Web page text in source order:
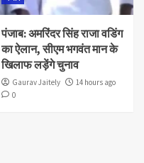
पंजाब: अमरिंदर सिंह राजा वडिंग
का ऐलान, सीएम भगवंत मान के
खिलाफ लड़ेंगे चुनाव
Gaurav Jaitely
14 hours ago
0